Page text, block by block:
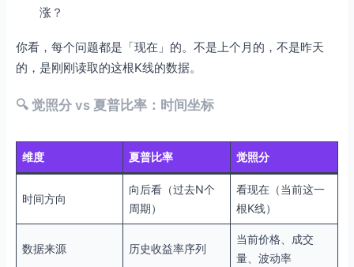
涨？
你看，每个问题都是「现在」的。不是上个月的，不是昨天
的，是刚刚读取的这根K线的数据。
🔍 觉照分 vs 夏普比率：时间坐标
维度 夏普比率 觉照分
时间方向
向后看（过去N个
周期）
看现在（当前这一
根K线）
数据来源 历史收益率序列
当前价格、成交
量、波动率